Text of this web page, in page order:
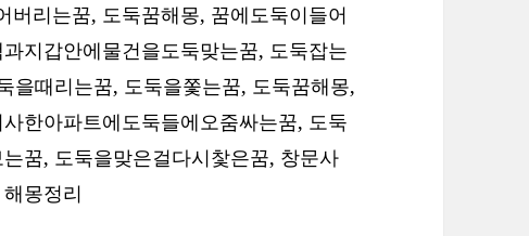
버리는꿈, 도둑꿈해몽, 꿈에도둑이들어
지갑안에물건을도둑맞는꿈, 도둑잡는
을때리는꿈, 도둑을쫓는꿈, 도둑꿈해몽,
한아파트에도둑들에오줌싸는꿈, 도둑
꿈, 도둑을맞은걸다시찿은꿈, 창문사
몽정리